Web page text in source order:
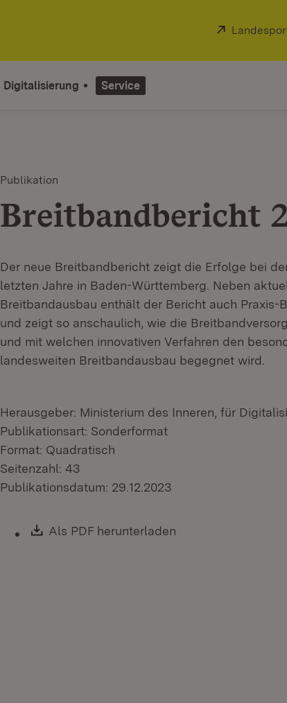
Extern:
Digitalisierung Service
Publikation
Breitbandbericht
Der neue Breitbandbericht zeigt die Erfolge bei
letzten Jahre in Baden-Württemberg. Neben
Breitbandausbau enthält der Bericht auch Praxis-
und zeigt so anschaulich, wie die
und mit welchen innovativen Verfahren den
landesweiten Breitbandausbau begegnet wird.
Herausgeber: Ministerium des Inneren, für
Publikationsart: Sonderformat
Format: Quadratisch
Seitenzahl: 43
Publikationsdatum: 29.12.2023
Download:
Als PDF herunterladen